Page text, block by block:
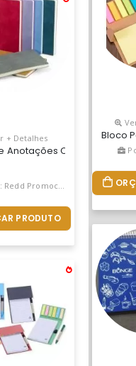
É Post-It) E Formato
+ Detalhes
Anotações Com Pautas
Promocional
PRODUTO
Bloco